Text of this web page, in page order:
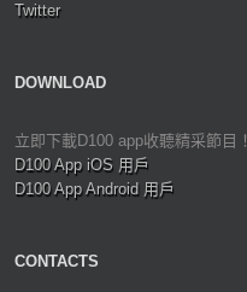
Twitter
DOWNLOAD
立即下載D100 app收聽精采節目！
D100 App iOS 用戶
D100 App Android 用戶
CONTACTS